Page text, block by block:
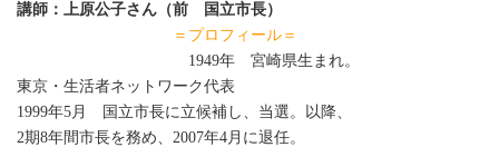
講師：上原公子さん（前 国立市長）
＝プロフィール＝
1949年 宮崎県生まれ。
東京・生活者ネットワーク代表
1999年5月 国立市長に立候補し、当選。以降、
2期8年間市長を務め、2007年4月に退任。